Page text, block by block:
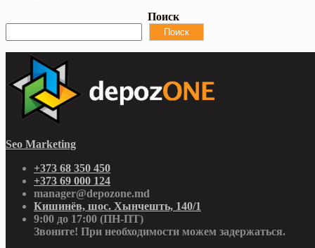
Поиск
Поиск
Seo Marketing
+373 68 350 450
+373 69 000 124
manager@depozone.md
Кишинёв, шос. Хынчешть, 140/1
9:00 до 17:00 (ПН-ПТ)
Звоните! При необходимости можем задержаться.